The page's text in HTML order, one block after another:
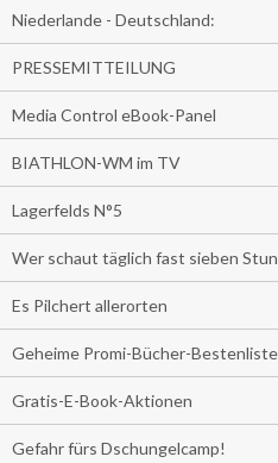
Niederlande - Deutschland:
PRESSEMITTEILUNG
Media Control eBook-Panel
BIATHLON-WM im TV
Lagerfelds N°5
Wer schaut täglich fast sieben
Es Pilchert allerorten
Geheime Promi-Bücher-Bestenliste
Gratis-E-Book-Aktionen
Gefahr fürs Dschungelcamp!